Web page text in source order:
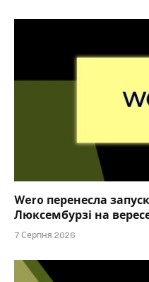
Wero перенесла
Люксембурзі на
7 Серпня 2026